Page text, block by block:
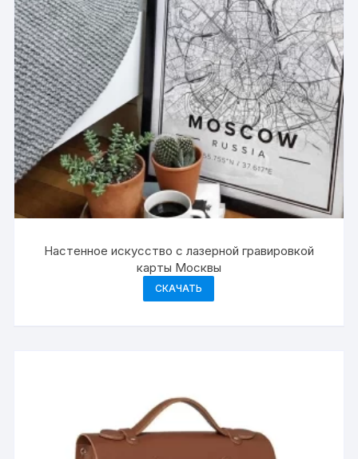
Настенное искусство с лазерной гравировкой
карты Москвы
СКАЧАТЬ